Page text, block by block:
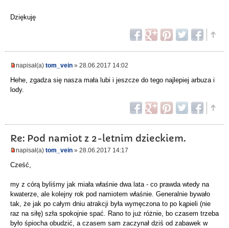
Dziękuję
napisał(a) tom_vein » 28.06.2017 14:02
Hehe, zgadza się nasza mała lubi i jeszcze do tego najlepiej arbuza i
lody.
Re: Pod namiot z 2-letnim dzieckiem.
napisał(a) tom_vein » 28.06.2017 14:17
Cześć,
my z córą byliśmy jak miała właśnie dwa lata - co prawda wtedy na
kwaterze, ale kolejny rok pod namiotem właśnie. Generalnie bywało
tak, że jak po całym dniu atrakcji była wymęczona to po kąpieli (nie
raz na siłę) szła spokojnie spać. Rano to już różnie, bo czasem trzeba
było śpiocha obudzić, a czasem sam zaczynał dziś od zabawek w